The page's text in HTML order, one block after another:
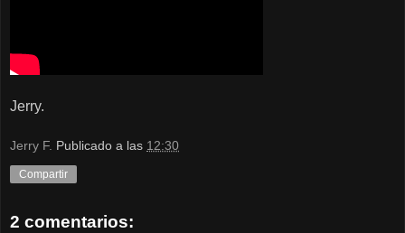
Jerry.
Jerry F. Publicado a las 12:30
Compartir
2 comentarios: